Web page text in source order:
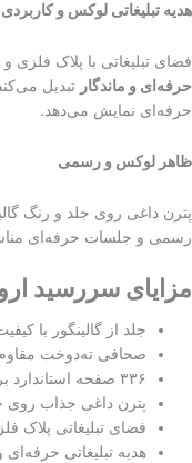
هدیه تبلیغاتی لوکس و کاربردی
فضای تبلیغاتی با پلاک فلزی
حرفه‌ای و ماندگار تبدیل
حرفه‌ای نمایش می‌دهد.
ظاهر لوکس و رسمی
پترن داغی روی جلد و رنگ
رسمی و جلسات حرفه‌ای
مزایای سررسید
جلد از گالینگور با
صحافی ته‌دوخت
۳۳۶ صفحه استاندارد برای برنامه‌ریزی روزانه
پترن داغی جذاب روی
فضای تبلیغاتی پلاک فلزی ۴×۲ سانت با حک
هدیه تبلیغاتی